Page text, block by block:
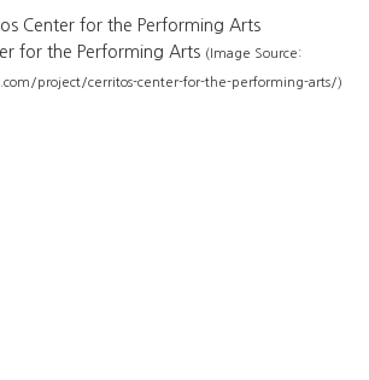
for the Performing Arts (Image Source:
project/cerritos-center-for-the-performing-arts/)